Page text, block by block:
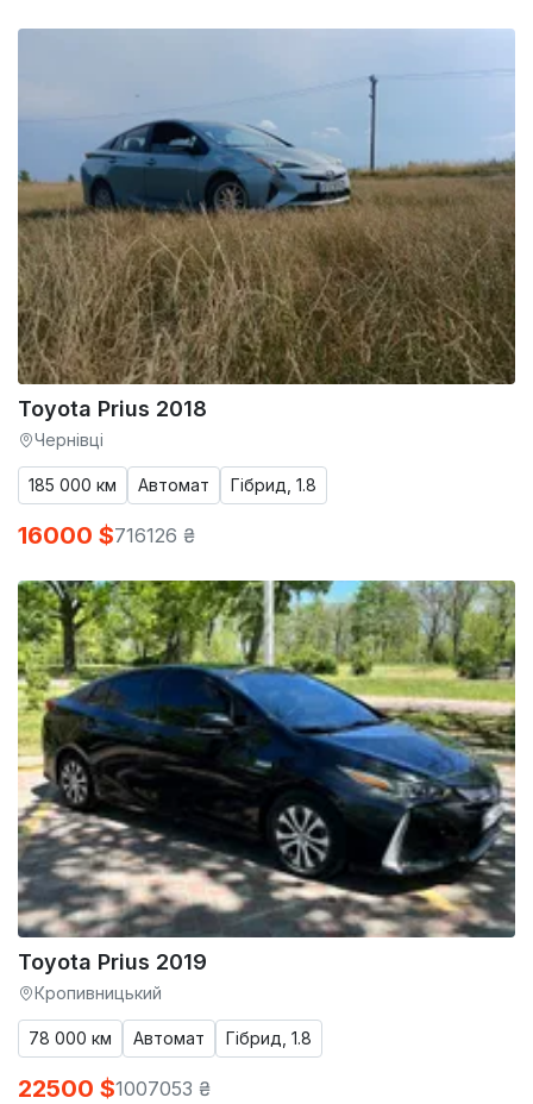
Toyota Prius 2018
Чернівці
185 000 км Автомат Гібрид, 1.8
16000 $716126 ₴
Toyota Prius 2019
Кропивницький
78 000 км Автомат Гібрид, 1.8
22500 $1007053 ₴